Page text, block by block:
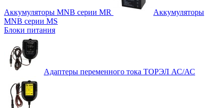
Аккумуляторы MNB серии MR
Аккумуляторы
MNB серии MS
Блоки питания
Адаптеры переменного тока ТОРЭЛ АС/АС